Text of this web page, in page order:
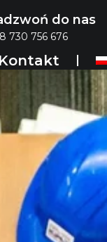
do nas
730 756 676
Kontakt